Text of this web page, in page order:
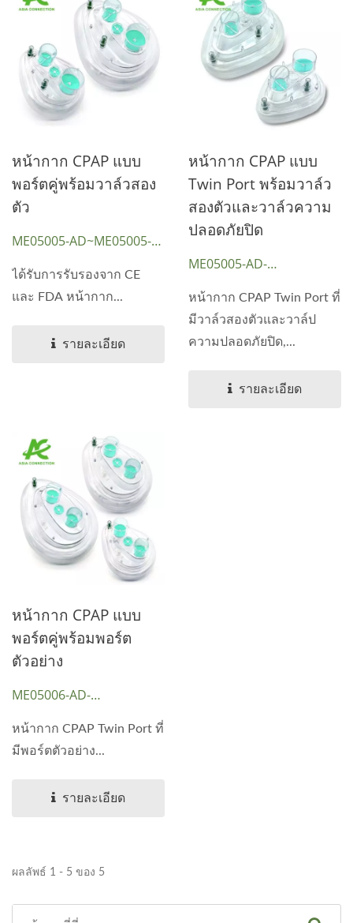
หน้ากาก CPAP แบบ
พอร์ตคู่พร้อมวาล์วสอง
ตัว
ME05005-AD~ME05005-
ได้รับการรับรองจาก CE
และ FDA หน้ากาก...
รายละเอียด
หน้ากาก CPAP แบบ
Twin Port พร้อมวาล์ว
สองตัวและวาล์วความ
ปลอดภัยปิด
ME05005-AD-
SEALED
หน้ากาก CPAP Twin Port ที่
มีวาล์วสองตัวและวาล์ป
ความปลอดภัยปิด,...
รายละเอียด
หน้ากาก CPAP แบบ
พอร์ตคู่พร้อมพอร์ต
ตัวอย่าง
ME05006-AD-
หน้ากาก CPAP Twin Port ที่
มีพอร์ตตัวอย่าง...
รายละเอียด
ผลลัพธ์ 1 - 5 ของ 5